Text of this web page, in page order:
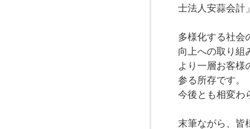
士法人安蒜会計
多様化する社会
向上への取り組
より一層お客様
参る所存です。
今後とも相変わ
末筆ながら、皆